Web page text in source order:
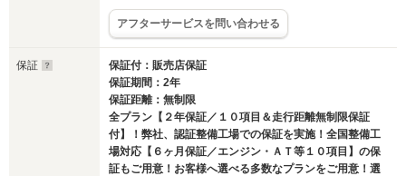
アフターサービスを問い合わせる
保証
保証付：販売店保証
保証期間：2年
保証距離：無制限
全プラン【２年保証／１０項目＆走行距離無制限保証
付】！弊社、認証整備工場での保証を実施！全国整備工
場対応【６ヶ月保証／エンジン・ＡＴ等１０項目】の保
証もご用意！お客様へ選べる多数なプランをご用意！選